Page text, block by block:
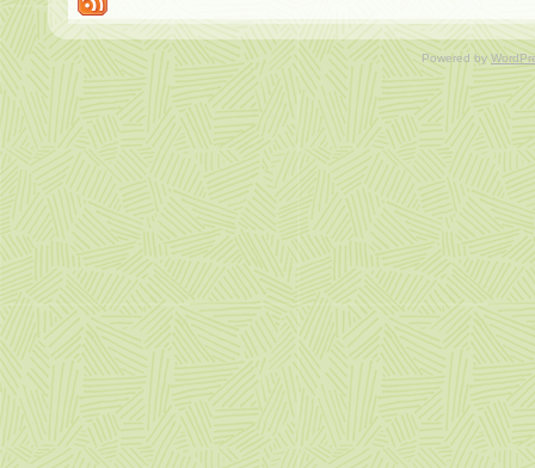
Powered by